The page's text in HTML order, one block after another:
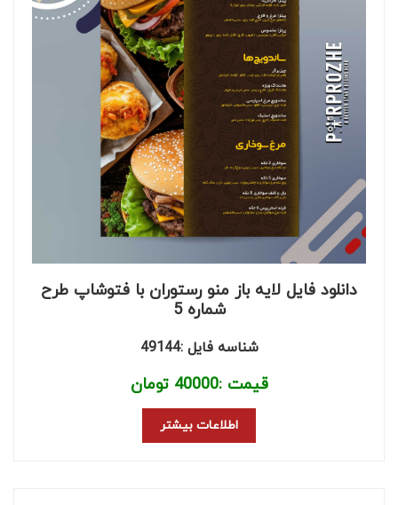
دانلود فایل لایه باز منو رستوران با فتوشاپ طرح
شماره 5
شناسه فایل :49144
قیمت :40000 تومان
اطلاعات بیشتر